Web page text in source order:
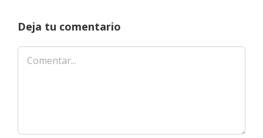
Deja tu comentario
Comentar